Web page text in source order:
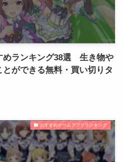
めランキング38選 生き物や
ができる無料・買い切りタ
おすすめゲームアプリランキング